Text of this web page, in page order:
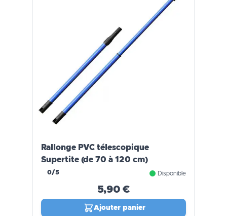
Rallonge PVC télescopique
Supertite (de 70 à 120 cm)
0/5 Disponible
5,90 €
Ajouter panier